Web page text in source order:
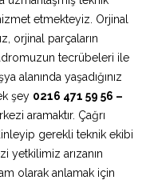
etmekteyiz. Orjinal
orjinal parçaların
tecrübeleri ile
alanında yaşadığınız
şey 0216 471 59 56 –
aramaktır. Çağrı
gerekli teknik ekibi
yetkilimiz arızanın
olarak anlamak için